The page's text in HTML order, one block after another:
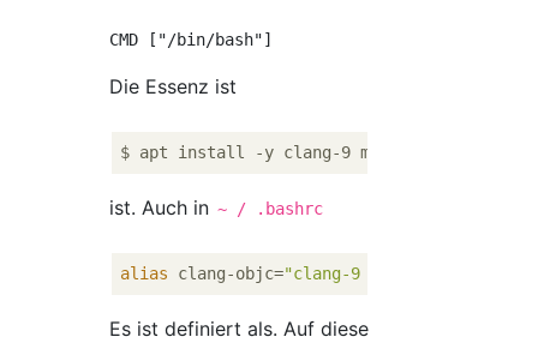
Die Essenz ist
ist. Auch in ~ / .bashrc
alias clang-objc="clang-9 \$(gnustep-
Es ist definiert als. Auf diese